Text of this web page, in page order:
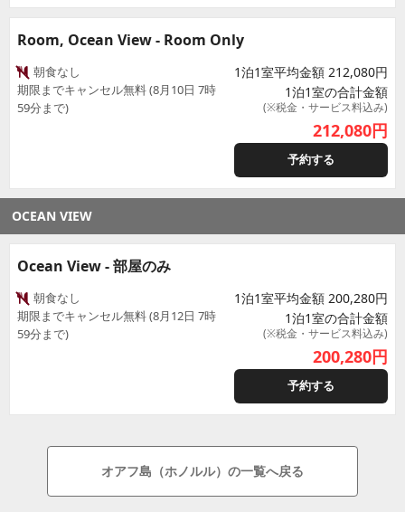
Room, Ocean View - Room Only
朝食なし
期限までキャンセル無料 (8月10日 7時
59分まで)
1泊1室平均金額 212,080円
1泊1室の合計金額
(※税金・サービス料込み)
212,080円
予約する
OCEAN VIEW
Ocean View - 部屋のみ
朝食なし
期限までキャンセル無料 (8月12日 7時
59分まで)
1泊1室平均金額 200,280円
1泊1室の合計金額
(※税金・サービス料込み)
200,280円
予約する
オアフ島（ホノルル）の一覧へ戻る